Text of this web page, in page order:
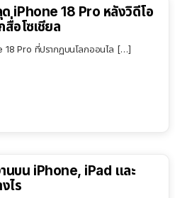
iPhone 18 Pro หลังวิดีโอ
อโซเชียล
Pro ที่ปรากฏบนโลกออนไล […]
นบน iPhone, iPad และ
ไร